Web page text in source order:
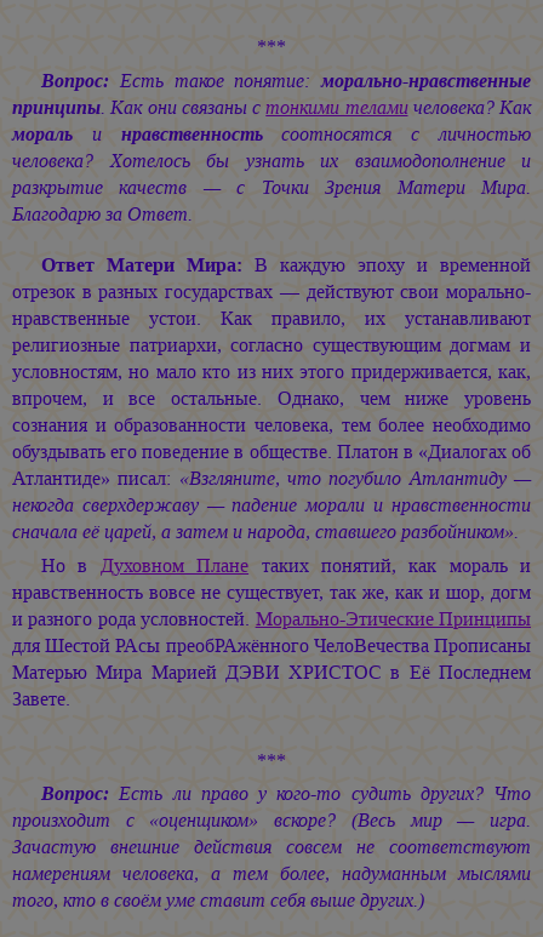
***
Вопрос: Есть такое понятие:морально-нравственные
принципы. Как они связаны стонкими теламичеловека? Как
мораль и нравственностьсоотносятся с личностью
человека? Хотелось бы узнать их взаимодополнение и
разкрытие качеств — с Точки Зрения Матери Мира.
Благодарю за Ответ.
Ответ Матери Мира: В каждую эпоху и временной
отрезок в разных государствах — действуют свои морально-
нравственные устои. Как правило, их устанавливают
религиозные патриархи, согласно существующим догмам и
условностям, но мало кто из них этого придерживается, как,
впрочем, и все остальные. Однако, чем ниже уровень
сознания и образованности человека, тем более необходимо
обуздывать его поведение в обществе. Платон в «Диалогах об
Атлантиде» писал: «Взгляните, что погубило Атлантиду —
некогда сверхдержаву — падение морали и нравственности
сначала её царей, а затем и народа, ставшего разбойником».
Но в Духовном Плане таких понятий, как мораль и
нравственность вовсе не существует, так же, как и шор, догм
и разного рода условностей. Морально-Этические Принципы
для Шестой РАсы преобРАжённого ЧелоВечества Прописаны
Матерью Мира Марией ДЭВИ ХРИСТОС в Её Последнем
Завете.
***
Вопрос: Есть ли право у кого-то судить других? Что
произходит с «оценщиком» вскоре? (Весь мир — игра.
Зачастую внешние действия совсем не соответствуют
намерениям человека, а тем более, надуманным мыслями
того, кто в своём уме ставит себя выше других.)